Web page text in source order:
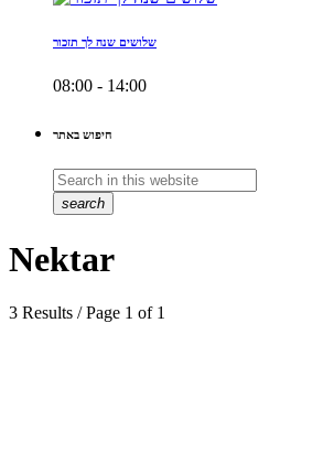
שלושים שנה לך תזכור
08:00 - 14:00
חיפוש באתר
search
Nektar
3 Results / Page 1 of 1